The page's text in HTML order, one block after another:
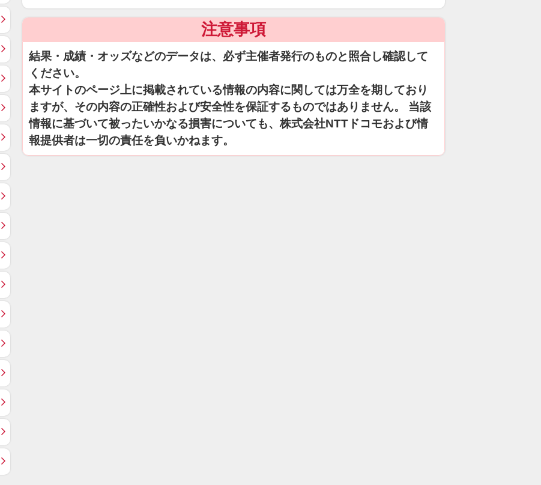
注意事項
結果・成績・オッズなどのデータは、必ず主催者発行のものと照合し確認して
ください。
本サイトのページ上に掲載されている情報の内容に関しては万全を期しており
ますが、その内容の正確性および安全性を保証するものではありません。 当該
情報に基づいて被ったいかなる損害についても、株式会社NTTドコモおよび情
報提供者は一切の責任を負いかねます。